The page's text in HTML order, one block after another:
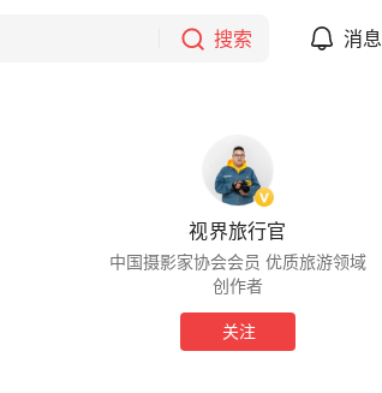
搜索 消息
视界旅行官
中国摄影家协会会员 优质旅游领域
创作者
关注